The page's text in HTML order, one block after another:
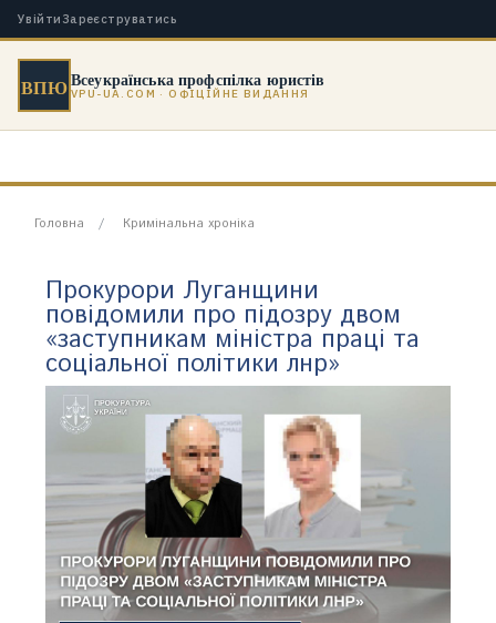
Увійти Зареєструватись
ВПЮВсеукраїнська профспілка юристів
VPU-UA.COM · ОФІЦІЙНЕ ВИДАННЯ
Головна Кримінальна хроніка
Прокурори Луганщини
повідомили про підозру двом
«заступникам міністра праці та
соціальної політики лнр»